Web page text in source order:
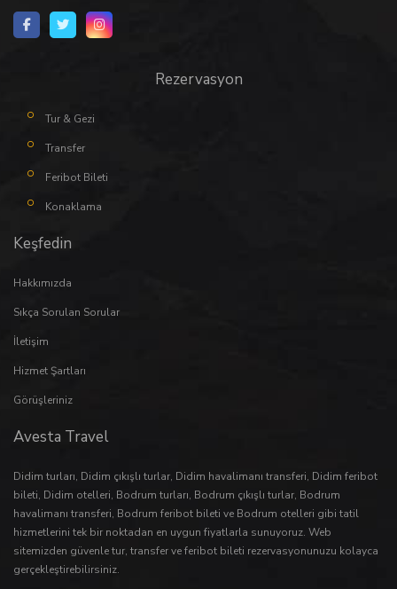
Rezervasyon
Tur & Gezi
Transfer
Feribot Bileti
Konaklama
Keşfedin
Hakkımızda
Sıkça Sorulan Sorular
İletişim
Hizmet Şartları
Görüşleriniz
Avesta Travel
Didim turları, Didim çıkışlı turlar, Didim havalimanı transferi, Didim feribot
bileti, Didim otelleri, Bodrum turları, Bodrum çıkışlı turlar, Bodrum
havalimanı transferi, Bodrum feribot bileti ve Bodrum otelleri gibi tatil
hizmetlerini tek bir noktadan en uygun fiyatlarla sunuyoruz. Web
sitemizden güvenletur, transferveferibot bileti rezervasyonunuzu kolayca
gerçekleştirebilirsiniz.